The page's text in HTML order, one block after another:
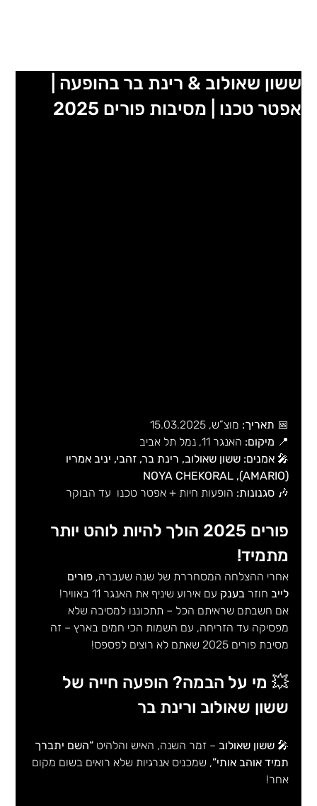
ששון שאולוב & רינת בר בהופעה |
אפטר טכנו | מסיבות פורים 2025
📅 תאריך: מוצ”ש, 15.03.2025
📍 מיקום: האנגר 11, נמל תל אביב
🎤 אמנים: ששון שאולוב, רינת בר, זהבי, יניב אמריו
(AMARIO), NOYA CHEKORAL
🎶 סגנונות: הופעות חיות + אפטר טכנו  עד הבוקר
פורים 2025 הולך להיות לוהט יותר
מתמיד!
אחרי ההצלחה המסחררת של שנה שעברה, פורים
לייב חוזר בענק עם אירוע שיניף את האנגר 11 באוויר!
אם חשבתם שראיתם הכל – תתכוננו למסיבה שלא
מפסיקה עד הזריחה, עם השמות הכי חמים בארץ – זה
מסיבת פורים 2025 שאתם לא רוצים לפספס!
💥 מי על הבמה? הופעה חייה של
ששון שאולוב ורינת בר
🎤 ששון שאולוב – זמר השנה, האיש והלהיט “השם יתברך
תמיד אוהב אותי”, שמכניס אנרגיות שלא רואים בשום מקום
אחר!